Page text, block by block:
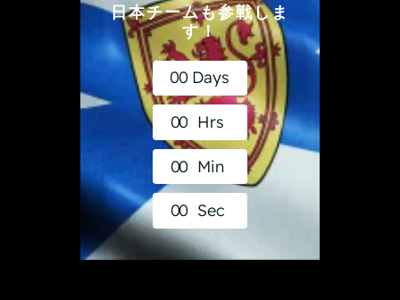
日本チームも参戦しま
す！
00 Days
00 Hrs
00 Min
00 Sec